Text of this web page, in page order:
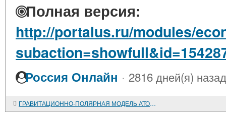
Полная версия:
http://portalus.ru/modules/
Россия Онлайн · 2816 дней(я) назад
ГРАВИТАЦИОННО-ПОЛЯРНАЯ МОДЕЛЬ АТОМА